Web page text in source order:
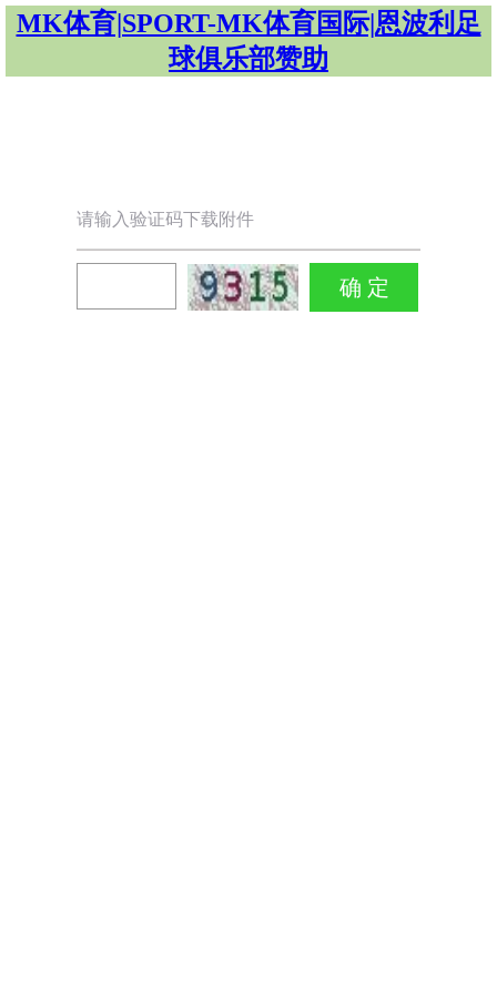
MK体育|SPORT-MK体育国际|恩波利足
球俱乐部赞助
请输入验证码下载附件